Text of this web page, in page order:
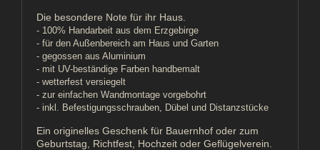
Die besondere Note für ihr Haus.
- 100% Handarbeit aus dem Erzgebirge
- für den Außenbereich am Haus und Garten
- gegossen aus Aluminium
- mit UV-beständige Farben handbemalt
- wetterfest versiegelt
- zur einfachen Wandmontage vorgebohrt
- inkl. Befestigungsschrauben, Dübel und Distanzstücke
Ein originelles Geschenk für Bauernhof oder zum
Geburtstag, Richtfest, Hochzeit oder Geflügelverein.